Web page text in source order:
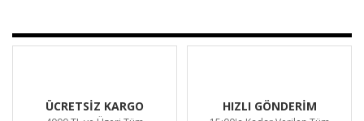
ÜCRETSİZ KARGO HIZLI GÖNDERİM